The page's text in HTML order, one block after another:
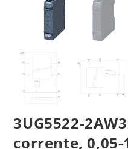
3UG5522-
corrente, 0,05-